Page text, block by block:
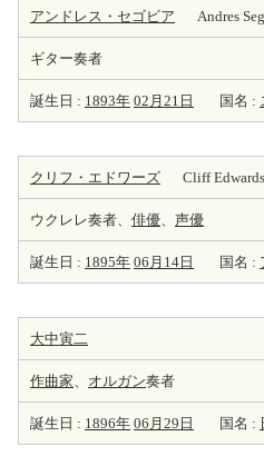
アンドレス・セゴビア Andres
ギター奏者
誕生日 : 1893年 02月21日 国名 :
クリフ・エドワーズ Cliff Edwards
ウクレレ奏者、 俳優、 声優
誕生日 : 1895年 06月14日 国名 :
大中寅二
作曲家、 オルガン奏者
誕生日 : 1896年 06月29日 国名 :